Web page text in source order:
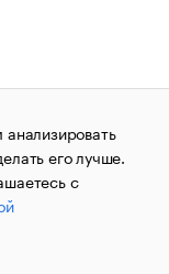
прав
Сообщения
надзору в сфере
номером ИА
Отдельные
его лучше.
с